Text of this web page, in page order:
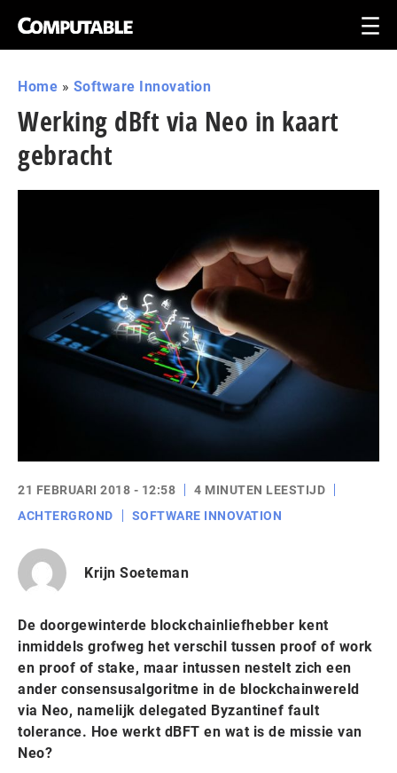
Home » Software Innovation
Werking dBft via Neo in kaart
gebracht
21 FEBRUARI 2018 - 12:58
4 MINUTEN LEESTIJD
ACHTERGROND
SOFTWARE INNOVATION
Krijn Soeteman
De doorgewinterde blockchainliefhebber kent
inmiddels grofweg het verschil tussen proof of work
en proof of stake, maar intussen nestelt zich een
ander consensusalgoritme in de blockchainwereld
via Neo, namelijk delegated Byzantinef fault
tolerance. Hoe werkt dBFT en wat is de missie van
Neo?